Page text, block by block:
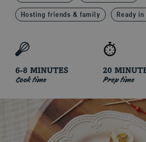
Cuts and Cooking Methods
Hosting friends & family Ready
6-8 MINUTES
Cook time
20
Prep time